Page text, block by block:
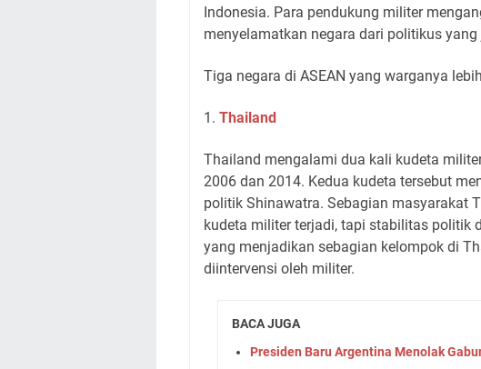
Indonesia. Para pendukung militer
menyelamatkan negara dari politikus
Tiga negara di ASEAN yang warganya
1. Thailand
Thailand mengalami dua kali kudeta
2006 dan 2014. Kedua kudeta tersebut
politik Shinawatra. Sebagian masyarakat
kudeta militer terjadi, tapi stabilitas politik
yang menjadikan sebagian kelompok di
diintervensi oleh militer.
BACA JUGA
Presiden Baru Argentina Menolak